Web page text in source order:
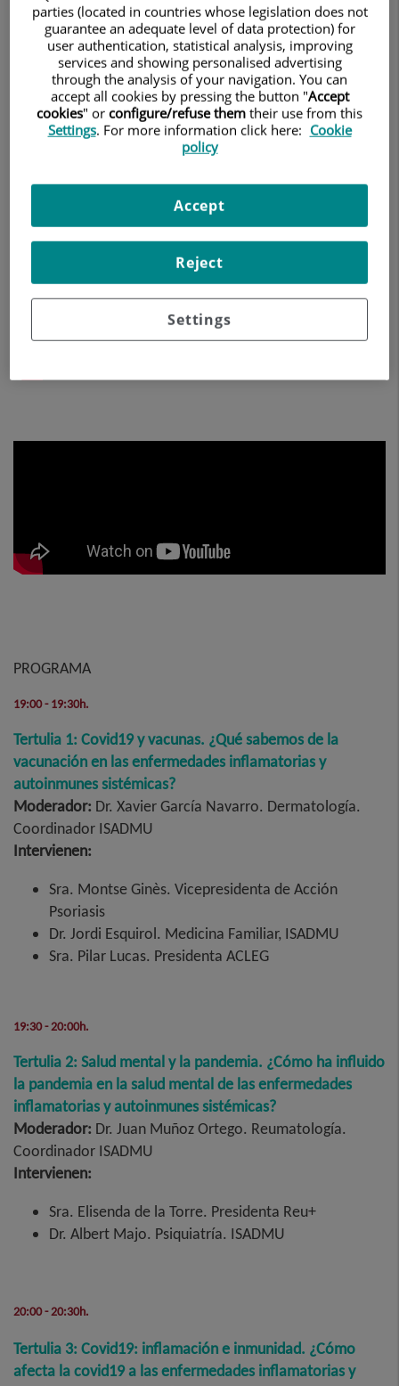
Familiares
con
Enfermedades
Inflamatorias
10 de diciembre de 2021
Formato Webinar con diálogos interactivos
PROGRAMA
19:00 - 19:30h.
Tertulia 1: Covid19 y vacunas. ¿Qué sabemos de la
vacunación en las enfermedades inflamatorias y
autoinmunes sistémicas?
Moderador: Dr. Xavier García Navarro. Dermatología.
Coordinador ISADMU
Intervienen:
Sra. Montse Ginès. Vicepresidenta de Acción
Psoriasis
Dr. Jordi Esquirol. Medicina Familiar, ISADMU
Sra. Pilar Lucas. Presidenta ACLEG
19:30 - 20:00h.
Tertulia 2: Salud mental y la pandemia. ¿Cómo ha influido
la pandemia en la salud mental de las enfermedades
inflamatorias y autoinmunes sistémicas?
Moderador: Dr. Juan Muñoz Ortego. Reumatología.
Coordinador ISADMU
Intervienen:
Sra. Elisenda de la Torre. Presidenta Reu+
Dr. Albert Majo. Psiquiatría. ISADMU
20:00 - 20:30h.
Tertulia 3: Covid19: inflamación e inmunidad. ¿Cómo
afecta la covid19 a las enfermedades inflamatorias y
parties (located in countries whose legislation does not
guarantee an adequate level of data protection) for
user authentication, statistical analysis, improving
services and showing personalised advertising
through the analysis of your navigation. You can
accept all cookies by pressing the button "Accept
cookies" or configure/refuse them their use from this
Settings. For more information click here: Cookie
policy
Settings
Reject
Accept